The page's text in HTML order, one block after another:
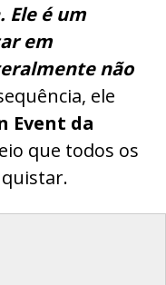
é um
em
não
ele
Event da
que todos os